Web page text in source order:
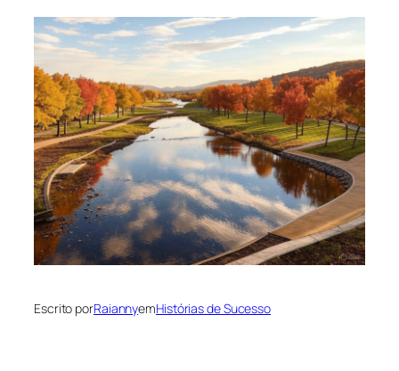
Escrito porRaiannyemHistórias de Sucesso